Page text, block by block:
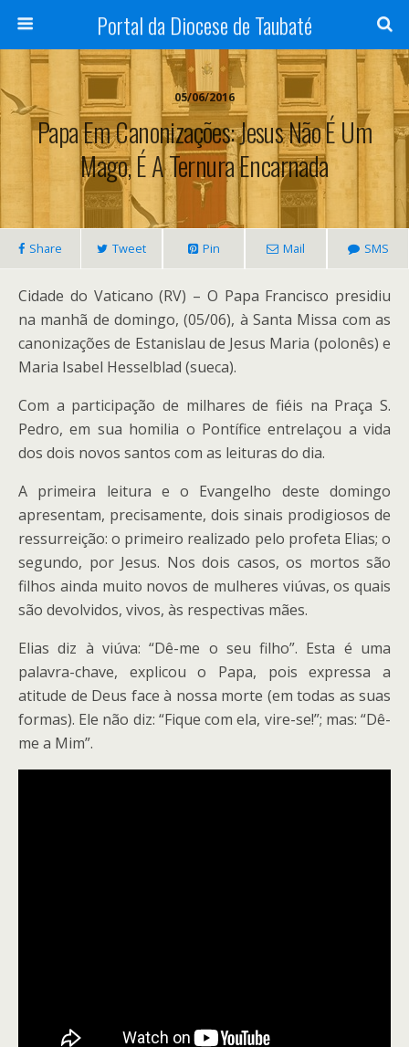
Portal da Diocese de Taubaté
05/06/2016
Papa Em Canonizações: Jesus Não É Um
Mago, É A Ternura Encarnada
Share Tweet Pin Mail SMS
Cidade do Vaticano (RV) – O Papa Francisco presidiu
na manhã de domingo, (05/06), à Santa Missa com as
canonizações de Estanislau de Jesus Maria (polonês) e
Maria Isabel Hesselblad (sueca).
Com a participação de milhares de fiéis na Praça S.
Pedro, em sua homilia o Pontífice entrelaçou a vida
dos dois novos santos com as leituras do dia.
A primeira leitura e o Evangelho deste domingo
apresentam, precisamente, dois sinais prodigiosos de
ressurreição: o primeiro realizado pelo profeta Elias; o
segundo, por Jesus. Nos dois casos, os mortos são
filhos ainda muito novos de mulheres viúvas, os quais
são devolvidos, vivos, às respectivas mães.
Elias diz à viúva: “Dê-me o seu filho”. Esta é uma
palavra-chave, explicou o Papa, pois expressa a
atitude de Deus face à nossa morte (em todas as suas
formas). Ele não diz: “Fique com ela, vire-se!”; mas: “Dê-
me a Mim”.